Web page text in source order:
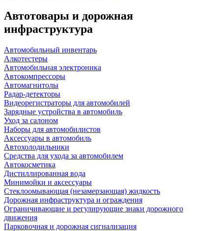
Автотовары и дорожная
инфраструктура
Автомобильный инвентарь
Алкотестеры
Автомобильная электроника
Автокомпрессоры
Автомагнитолы
Радар-детекторы
Видеорегистраторы для автомобилей
Зарядные устройства в автомобиль
Уход за салоном
Наборы для автомобилистов
Аксессуары в автомобиль
Автохолодильники
Средства для ухода за автомобилем
Автокосметика
Дистиллированная вода
Минимойки и аксессуары
Стеклоомывающая (незамерзающая) жидкость
Дорожная инфраструктура и ограждения
Ограничивающие и регулирующие знаки дорожного
движения
Парковочная и дорожная сигнализация